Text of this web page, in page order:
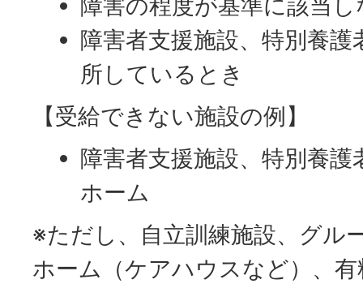
障害の程度が基準に該当
障害者支援施設、特別養
所しているとき
【受給できない施設の例】
障害者支援施設、特別養
ホーム
※ただし、自立訓練施設、グル
ホーム（ケアハウスなど）、